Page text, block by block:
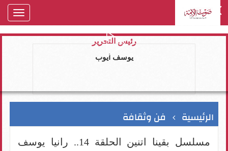
رئيس التحرير
يوسف ايوب
الرئيسية فن وثقافة
مسلسل بقينا اتنين الحلقة 14.. رانيا يوسف